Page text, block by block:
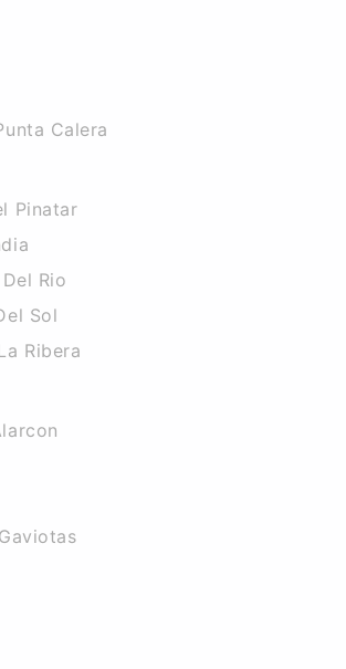
Calera
Pinatar
Rio
Sol
Ribera